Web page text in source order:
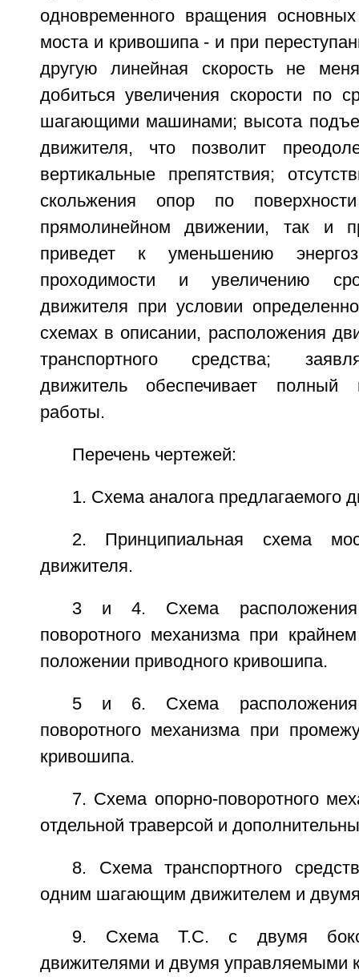
одновременного вращения
моста и кривошипа - и при
другую линейная скорость не
добиться увеличения скорости по
шагающими машинами; высота
движителя, что позволит
вертикальные препятствия;
скольжения опор по
прямолинейном движении, так и
приведет к уменьшению
проходимости и увеличению
движителя при условии
схемах в описании, расположения
транспортного средства;
движитель обеспечивает полный
работы.
Перечень чертежей:
1. Схема аналога предлагаемого
2. Принципиальная схема
движителя.
3 и 4. Схема расположения
поворотного механизма при
положении приводного кривошипа.
5 и 6. Схема расположения
поворотного механизма при
кривошипа.
7. Схема опорно-поворотного
отдельной траверсой и
8. Схема транспортного
одним шагающим движителем и
9. Схема Т.С. с двумя
движителями и двумя управляемыми